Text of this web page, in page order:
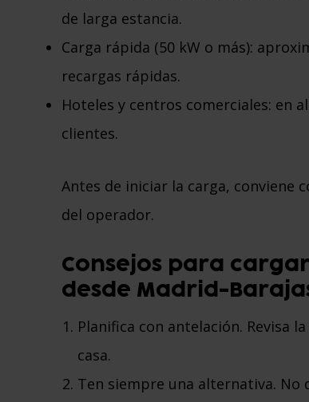
de larga estancia.
Carga rápida (50 kW o más):
recargas rápidas.
Hoteles y centros comerciales: en
clientes.
Antes de iniciar la carga, conviene
del operador.
Consejos para
desde Madrid-
Planifica con antelación. Revisa
casa.
Ten siempre una alternativa. No